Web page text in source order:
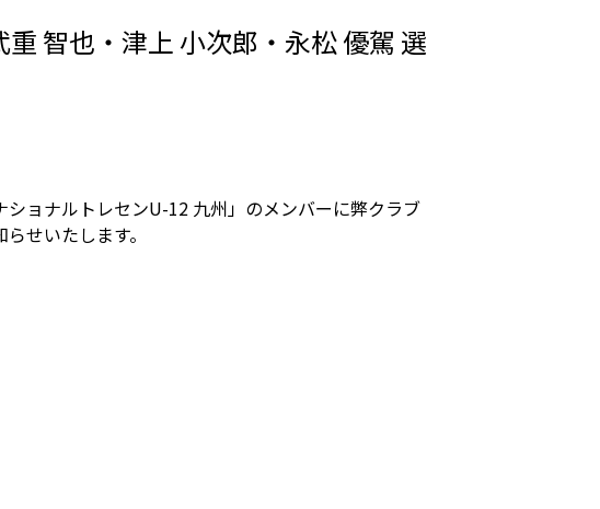
智也・津上 小次郎・永松 優駕 選
ョナルトレセンU-12 九州」のメンバーに弊クラブ
せいたします。